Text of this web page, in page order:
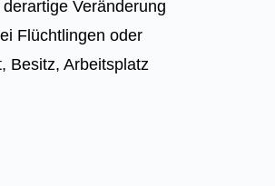
Veränderung
Flüchtlingen oder
Besitz, Arbeitsplatz